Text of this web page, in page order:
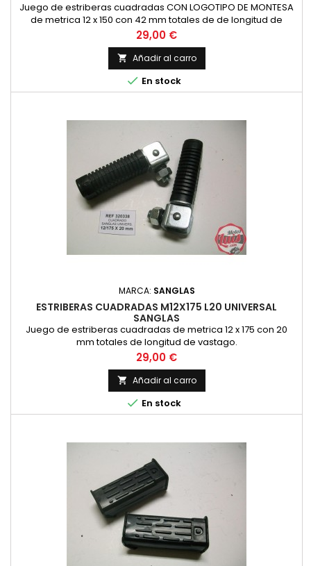
Juego de estriberas cuadradas CON LOGOTIPO DE MONTESA
de metrica 12 x 150 con 42 mm totales de de longitud de
vastago.
Precio
29,00 €
 Añadir al carro
 En stock
MARCA: SANGLAS
ESTRIBERAS CUADRADAS M12X175 L20 UNIVERSAL
SANGLAS
Juego de estriberas cuadradas de metrica 12 x 175 con 20
mm totales de longitud de vastago.
Precio
29,00 €
 Añadir al carro
 En stock